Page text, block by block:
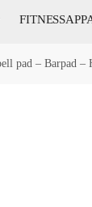
pad – Barpad –